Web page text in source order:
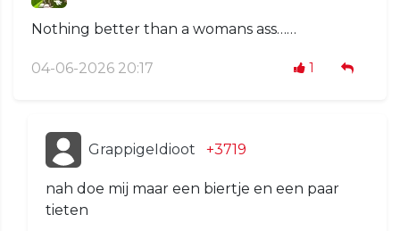
Nothing better than a womans ass……
04-06-2026 20:17 1
GrappigeIdioot +3719
nah doe mij maar een biertje en een paar
tieten